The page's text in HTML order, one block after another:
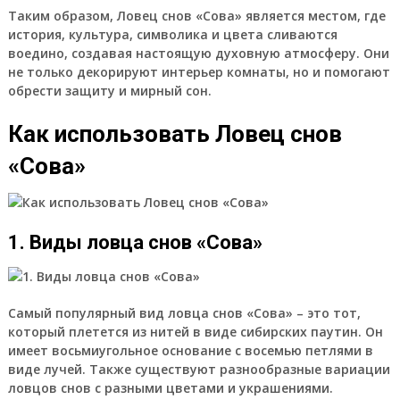
Таким образом, Ловец снов «Сова» является местом, где
история, культура, символика и цвета сливаются
воедино, создавая настоящую духовную атмосферу. Они
не только декорируют интерьер комнаты, но и помогают
обрести защиту и мирный сон.
Как использовать Ловец снов
«Сова»
1. Виды ловца снов «Сова»
Самый популярный вид ловца снов «Сова» – это тот,
который плетется из нитей в виде сибирских паутин. Он
имеет восьмиугольное основание с восемью петлями в
виде лучей. Также существуют разнообразные вариации
ловцов снов с разными цветами и украшениями.